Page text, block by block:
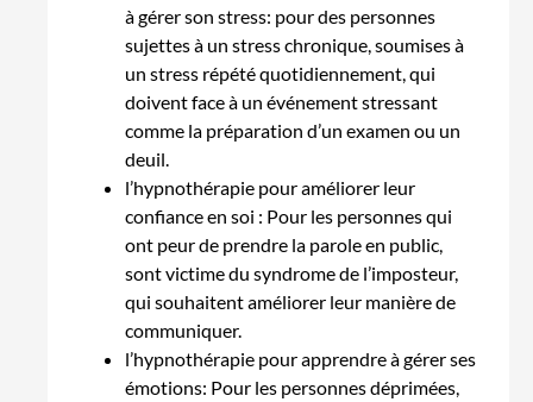
à gérer son stress: pour des personnes
sujettes à un stress chronique, soumises à
un stress répété quotidiennement, qui
doivent face à un événement stressant
comme la préparation d’un examen ou un
deuil.
l’hypnothérapie pour améliorer leur
confiance en soi : Pour les personnes qui
ont peur de prendre la parole en public,
sont victime du syndrome de l’imposteur,
qui souhaitent améliorer leur manière de
communiquer.
l’hypnothérapie pour apprendre à gérer ses
émotions: Pour les personnes déprimées,